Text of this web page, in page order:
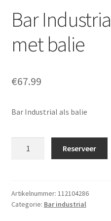
Bar
met balie
€67.99
Bar Industrial als balie
balie
aantal
Reserveer
Artikelnummer: 112104286
Categorie: Bar industrial